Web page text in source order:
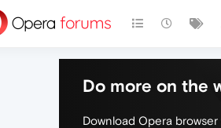
Do more on the
Download Opera browser